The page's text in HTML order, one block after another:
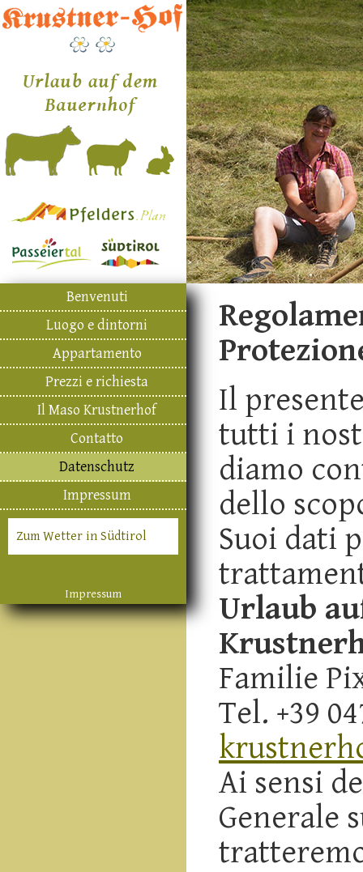
Benvenuti
Luogo e dintorni
Appartamento
Prezzi e richiesta
Il Maso Krustnerhof
Contatto
Datenschutz
Impressum
Zum Wetter in Südtirol
Impressum
Il
tutti i
diamo
dello
Suoi dati
Urlaub
Familie
Tel. +39
Ai sensi
Generale